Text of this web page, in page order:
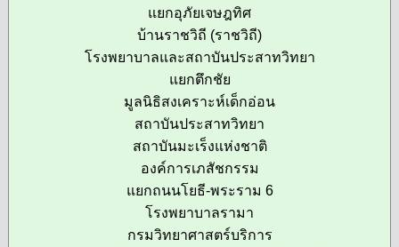
แยกอุภัยเจษฎทิศ
บ้านราชวิถี (ราชวิถี)
โรงพยาบาลและสถาบันประสาทวิทยา
แยกตึกชัย
มูลนิธิสงเคราะห์เด็กอ่อน
สถาบันประสาทวิทยา
สถาบันมะเร็งแห่งชาติ
องค์การเภสัชกรรม
แยกถนนโยธี-พระราม 6
โรงพยาบาลรามา
กรมวิทยาศาสตร์บริการ